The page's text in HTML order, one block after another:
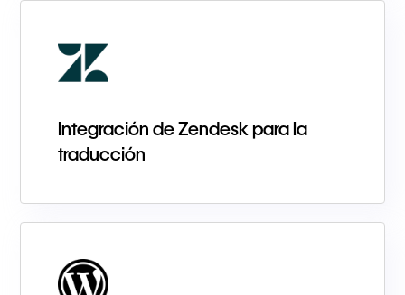
Integración de Zendesk para la
traducción